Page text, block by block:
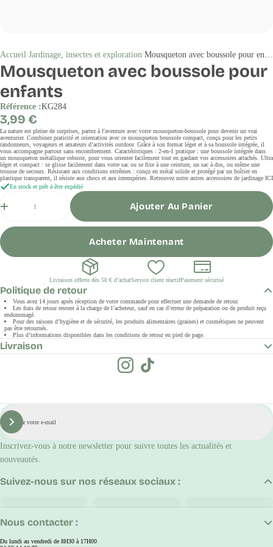
Accueil Jardinage, insectes et exploration Mousqueton avec boussole pour enfants
Mousqueton avec boussole pour
enfants
Référence :KG284
Prix
régulier
3,99 €
La nature est pleine de surprises, partez à l'aventure avec votre mousqueton-boussole pour devenir un vrai
aventurier. Combinez praticité et orientation avec ce mousqueton boussole compact, conçu pour les petits
randonneurs, voyageurs et amateurs d’activités outdoor. Grâce à son format léger et à sa boussole intégrée, il
vous accompagne partout sans encombrement. Caractéristiques : 2-en-1 pratique : une boussole intégrée dans
un mousqueton métallique robuste, pour vous orienter facilement tout en gardant vos accessoires attachés. Ultra
léger et compact : se glisse facilement dans votre sac ou se fixe à une ceinture, un sac à dos, ou même une
trousse de secours. Résistant aux conditions extrêmes : conçu en métal solide et protégé par un boîtier en
plastique transparent, il résiste aux chocs et aux intempéries. Retrouvez notre autres accessoires de jardinage ICI
En stock et prêt à être expédié
Ajouter Au Panier
Acheter Maintenant
Livraison offerte dès 50 € d’achatService client réactifPaiement sécurisé
Politique de retour
Vous avez 14 jours après réception de votre commande pour effectuer une demande de retour.
Les frais de retour restent à la charge de l’acheteur, sauf en cas d’erreur de préparation ou de produit reçu
endommagé.
Pour des raisons d’hygiène et de sécurité, les produits alimentaires (graines) et cosmétiques ne peuvent
pas être retournés.
Plus d’informations disponibles dans les conditions de retour en pied de page.
Livraison
E-
mail
S'inscrire
Inscrivez-vous à notre newsletter pour suivre toutes les actualités et
nouveautés.
Nous contacter :
Du lundi au vendredi de 8H30 à 17H00
Suivez-nous sur nos réseaux sociaux :